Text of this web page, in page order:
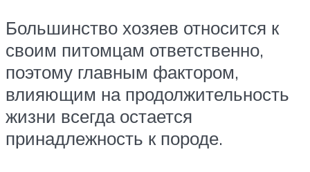
Большинство хозяев относится к
своим питомцам ответственно,
поэтому главным фактором,
влияющим на продолжительность
жизни всегда остается
принадлежность к породе.